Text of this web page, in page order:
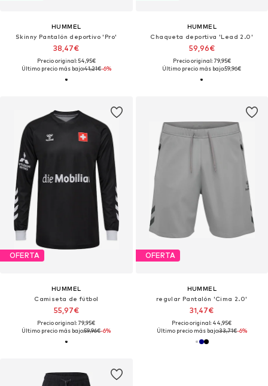
HUMMEL
Skinny Pantalón deportivo 'Pro'
38,47€
Precio original: 54,95€
Último precio más bajo:41,21€-6%
HUMMEL
Chaqueta deportiva 'Lead 2.0'
59,96€
Precio original: 79,95€
Último precio más bajo:59,96€
OFERTA
HUMMEL
Camiseta de fútbol
55,97€
Precio original: 79,95€
Último precio más bajo:59,96€-6%
OFERTA
HUMMEL
regular Pantalón 'Cima 2.0'
31,47€
Precio original: 44,95€
Último precio más bajo:33,71€-6%